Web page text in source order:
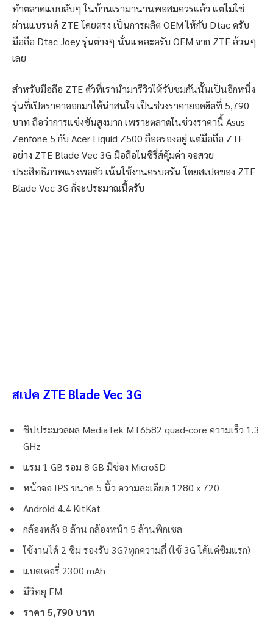
ทำตลาดแบบลับๆ ในบ้านเรามานานพอสมควรแล้ว แต่ไม่ใช่
ผ่านแบรนด์ ZTE โดยตรง เป็นการผลิต OEM ให้กับ Dtac ครับ
มือถือ Dtac Joey รุ่นต่างๆ นั่นแหละครับ OEM จาก ZTE ล้วนๆ
เลย
สำหรับมือถือ ZTE ตัวที่เรานำมารีวิวให้รับชมกันนั้นเป็นอีกหนึ่ง
รุ่นที่เปิดราคาออกมาได้น่าสนใจ เป็นช่วงราคายอดฮิตที่ 5,790
บาท ถือว่าการแข่งขันสูงมาก เพราะตลาดในช่วงราคานี้ Asus
Zenfone 5 กับ Acer Liquid Z500 ถือครองอยู่ แต่มือถือ ZTE
อย่าง ZTE Blade Vec 3G มือถือในซีรี่ส์คุ้มค่า จอสวย
ประสิทธิภาพแรงพอตัว เน้นใช้งานครบครัน โดยสเปคของ ZTE
Blade Vec 3G ก็จะประมาณนี้ครับ
สเปค ZTE Blade Vec 3G
ชิปประมวลผล MediaTek MT6582 quad-core ความเร็ว 1.3
GHz
แรม 1 GB รอม 8 GB มีช่อง MicroSD
หน้าจอ IPS ขนาด 5 นิ้ว ความละเอียด 1280 x 720
Android 4.4 KitKat
กล้องหลัง 8 ล้าน กล้องหน้า 5 ล้านพิกเซล
ใช้งานได้ 2 ซิม รองรับ 3G?ทุกความถี่ (ใช้ 3G ได้แค่ซิมแรก)
แบตเตอรี่ 2300 mAh
มีวิทยุ FM
ราคา 5,790 บาท